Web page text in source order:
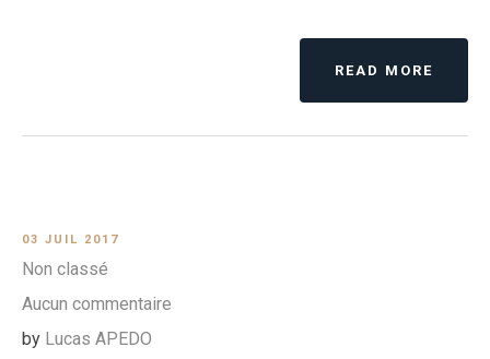
READ MORE
03 JUIL 2017
Non classé
Aucun commentaire
by Lucas APEDO